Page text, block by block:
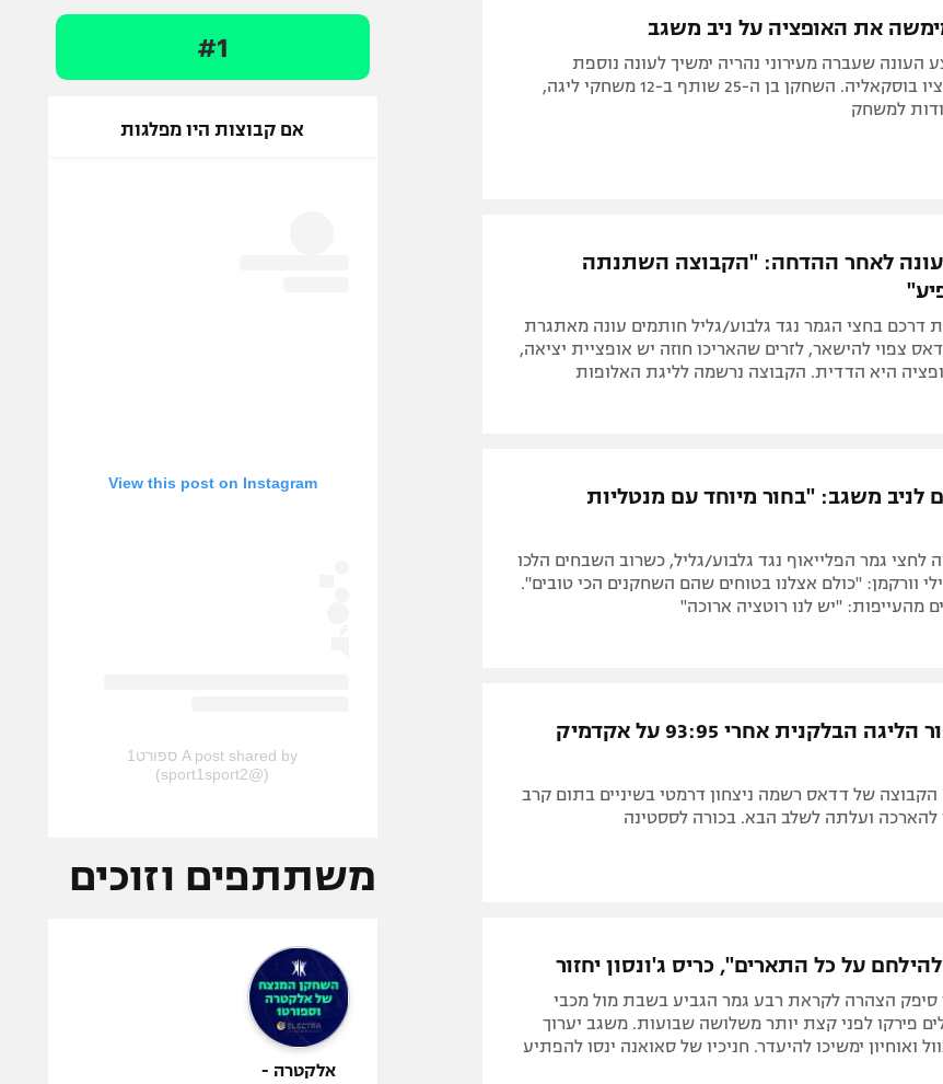
את האופציה על ניב משגב
העונה שעברה מעירוני נהריה ימשיך לעונה נוספת
בקבוצה של מאוריציו בוסקאליה. השחקן בן ה-25 שותף ב-12 משחקי ליגה,
למשחק
עונה לאחר ההדחה: "הקבוצה השתנתה
דרכם בחצי הגמר נגד גלבוע/גליל חותמים עונה מאתגרת
צפוי להישאר, לזרים שהאריכו חוזה יש אופציית יציאה,
היא הדדית. הקבוצה נרשמה לליגת האלופות
לניב משגב: "בחור מיוחד עם מנטליות
לחצי גמר הפלייאוף נגד גלבוע/גליל, כשרוב השבחים הלכו
וורקמן: "כולם אצלנו בטוחים שהם השחקנים הכי טובים".
מהעייפות: "יש לנו רוטציה ארוכה"
חולון בפיינל פור הליגה הבלקנית אחרי 93:95 על אקדמיק
של דדאס רשמה ניצחון דרמטי בשיניים בתום קרב
להארכה ועלתה לשלב הבא. בכורה לססטינה
על כל התארים", כריס ג'ונסון יחזור
סיפק הצהרה לקראת רבע גמר הגביע בשבת מול מכבי
פירקו לפני קצת יותר משלושה שבועות. משגב יערוך
ואוחיון ימשיכו להיעדר. חניכיו של סאואנה ינסו להפתיע
#1
אם קבוצות היו מפלגות
View this post on Instagram
A post shared by ספורט1
(@sport1sport2)
משתתפים וזוכים
אלקטרה -